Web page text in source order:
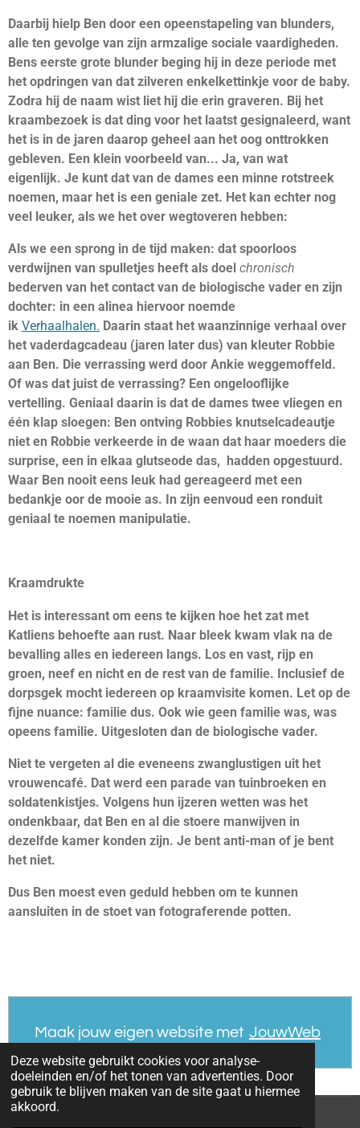
Deze website gebruikt cookies voor analyse-
doeleinden en/of het tonen van advertenties. Door
gebruik te blijven maken van de site gaat u hiermee
akkoord.
Daarbij hielp Ben door een opeenstapeling van blunders,
alle ten gevolge van zijn armzalige sociale vaardigheden.
Bens eerste grote blunder beging hij in deze periode met
het opdringen van dat zilveren enkelkettinkje voor de baby.
Zodra hij de naam wist liet hij die erin graveren. Bij het
kraambezoek is dat ding voor het laatst gesignaleerd, want
het is in de jaren daarop geheel aan het oog onttrokken
gebleven. Een klein voorbeeld van... Ja, van wat
eigenlijk. Je kunt dat van de dames een minne rotstreek
noemen, maar het is een geniale zet. Het kan echter nog
veel leuker, als we het over wegtoveren hebben:
Als we een sprong in de tijd maken: dat spoorloos
verdwijnen van spulletjes heeft als doel chronisch
bederven van het contact van de biologische vader en zijn
dochter: in een alinea hiervoor noemde
ik Verhaalhalen. Daarin staat het waanzinnige verhaal over
het vaderdagcadeau (jaren later dus) van kleuter Robbie
aan Ben. Die verrassing werd door Ankie weggemoffeld.
Of was dat juist de verrassing? Een ongelooflijke
vertelling. Geniaal daarin is dat de dames twee vliegen en
één klap sloegen: Ben ontving Robbies knutselcadeautje
niet en Robbie verkeerde in de waan dat haar moeders die
surprise, een in elkaa glutseode das, hadden opgestuurd.
Waar Ben nooit eens leuk had gereageerd met een
bedankje oor de mooie as. In zijn eenvoud een ronduit
geniaal te noemen manipulatie.
Kraamdrukte
Het is interessant om eens te kijken hoe het zat met
Katliens behoefte aan rust. Naar bleek kwam vlak na de
bevalling alles en iedereen langs. Los en vast, rijp en
groen, neef en nicht en de rest van de familie. Inclusief de
dorpsgek mocht iedereen op kraamvisite komen. Let op de
fijne nuance: familie dus. Ook wie geen familie was, was
opeens familie. Uitgesloten dan de biologische vader.
Niet te vergeten al die eveneens zwanglustigen uit het
vrouwencafé. Dat werd een parade van tuinbroeken en
soldatenkistjes. Volgens hun ijzeren wetten was het
ondenkbaar, dat Ben en al die stoere manwijven in
dezelfde kamer konden zijn. Je bent anti-man of je bent
het niet.
Dus Ben moest even geduld hebben om te kunnen
aansluiten in de stoet van fotograferende potten.
Maak jouw eigen website met JouwWeb